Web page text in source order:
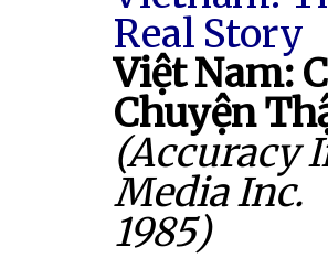
Real Story
Việt Nam:
Chuyện
(Accuracy
Media Inc.
1985)